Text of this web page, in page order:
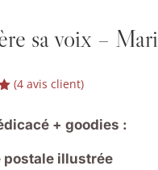
sa voix –
(4 avis client)
+ goodies :
postale illustrée